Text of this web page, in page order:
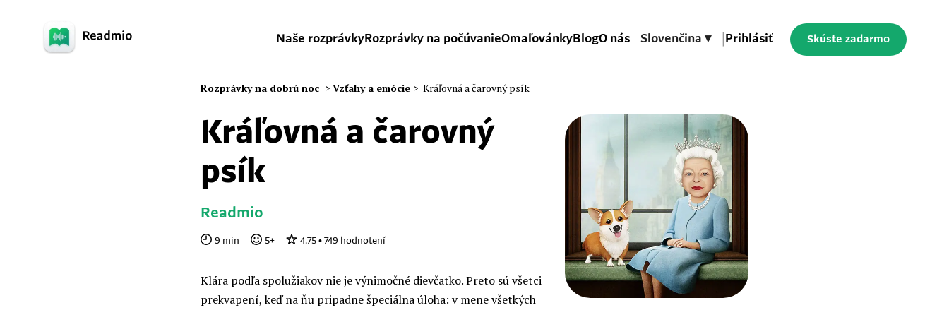
Naše rozprávkyRozprávky na počúvanieOmaľovánkyBlogO nás Slovenčina ▾ Prihlásiť Skúste zadarmo
Rozprávky na dobrú noc > Vzťahy a emócie > Kráľovná a čarovný psík
Kráľovná a čarovný
psík
Readmio
9 min 5+ 4.75 • 749 hodnotení
Klára podľa spolužiakov nie je výnimočné dievčatko. Preto sú všetci
prekvapení, keď na ňu pripadne špeciálna úloha: v mene všetkých